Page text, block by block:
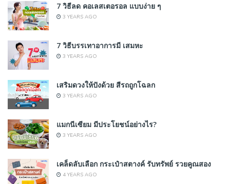
7 วิธีลด คอเลสเตอรอล แบบง่าย ๆ
3 YEARS AGO
7 วิธีบรรเทาอาการมี เสมหะ
3 YEARS AGO
เสริมดวงให้ปังด้วย สีรถถูกโฉลก
3 YEARS AGO
แมกนีเซียม มีประโยชน์อย่างไร?
3 YEARS AGO
เคล็ดลับเลือก กระเป๋าสตางค์ รับทรัพย์ รวยคูณสอง
4 YEARS AGO